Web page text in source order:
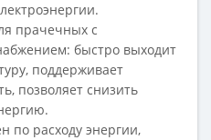
прачечных с
быстро выходит
поддерживает
позволяет снизить
по расходу энергии,